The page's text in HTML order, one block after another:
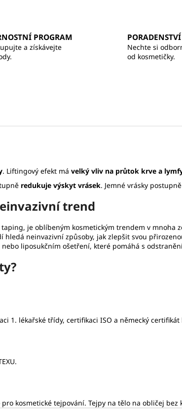
PROGRAM
a získávejte
PORADENSTVÍ
Nechte si
od kosmetičky.
. Liftingový efekt má velký vliv na průtok krve a
redukuje výskyt vrásek. Jemné vrásky
trend
je oblíbeným kosmetickým trendem v mnoha
neinvazivní způsoby, jak zlepšit svou
liposukčním ošetření, které pomáhá s
1. lékařské třídy, certifikaci ISO a německý certifikát
kosmetické tejpování. Tejpy na tělo na obličej